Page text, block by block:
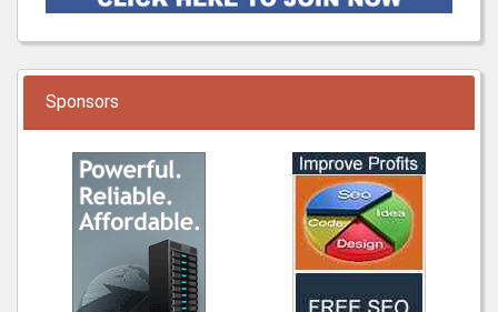
Sponsors